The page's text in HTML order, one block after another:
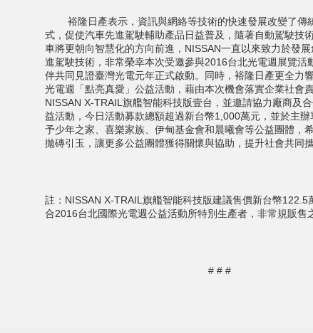
裕隆日產表示，資訊與網絡等技術的快速發展改變了傳
式，促使汽車先進駕駛輔助產品日益普及，隨著自動駕駛技
車將更朝向智慧化的方向前進，NISSAN一直以來致力於發
進駕駛技術，非常榮幸本次受邀參與2016台北光電週展覽活
伴共同見證臺灣光電元年正式啟動。同時，裕隆日產更全力
光電週「點亮真愛」公益活動，藉由本次機會落實企業社會
NISSAN X-TRAIL旗艦智能科技版壹台，並邀請協力廠商及
益活動，今日活動募款總額超過新台幣1,000萬元，並於主
予少年之家、喜樂家族、伊甸基金會和晨曦會等公益團體，
拋磚引玉，讓更多公益團體獲得關懷與協助，提升社會共同
註：NISSAN X-TRAIL旗艦智能科技版建議售價新台幣122.5
合2016台北國際光電週公益活動所特別生產者，非常規販售
# # #